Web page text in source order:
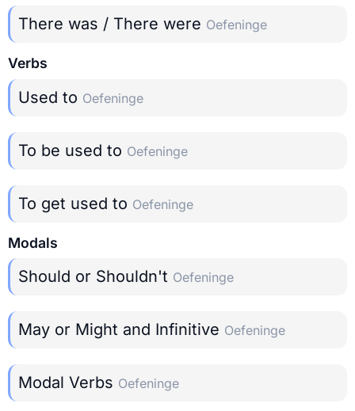
There was / There were Oefeninge
Verbs
Used to Oefeninge
To be used to Oefeninge
To get used to Oefeninge
Modals
Should or Shouldn't Oefeninge
May or Might and Infinitive Oefeninge
Modal Verbs Oefeninge